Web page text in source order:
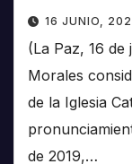
16 JUNIO,
(La Paz, 16 de
Morales
de la Iglesia
de 2019,…